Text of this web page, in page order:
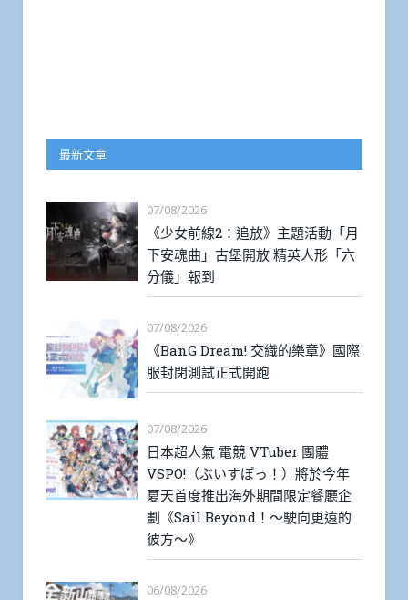
最新文章
07/08/2026
《少女前線2：追放》主題活動「月
下安魂曲」古堡開放 精英人形「六
分儀」報到
07/08/2026
《BanG Dream! 交織的樂章》國際
服封閉測試正式開跑
07/08/2026
日本超人氣 電競 VTuber 團體
VSPO!（ぶいすぽっ！）將於今年
夏天首度推出海外期間限定餐廳企
劃《Sail Beyond！～駛向更遠的
彼方～》
06/08/2026